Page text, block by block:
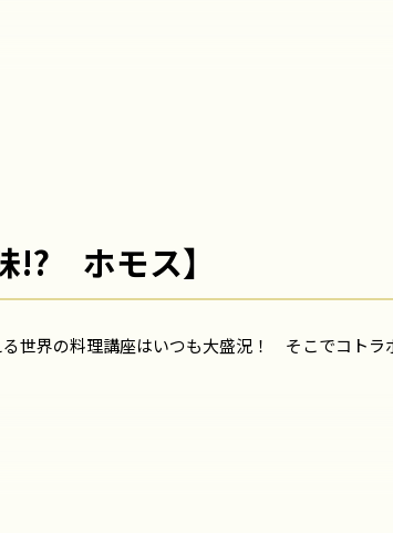
!? ホモス】
る世界の料理講座はいつも大盛況！ そこでコトラ